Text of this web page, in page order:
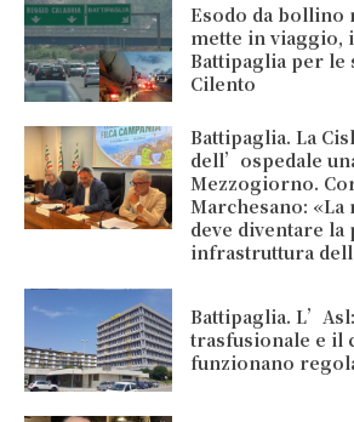
Esodo da
mette in viaggio,
Battipaglia per le
Cilento
Battipaglia. La
dell’ospedale
Mezzogiorno.
Marchesano: «La
deve diventare la
infrastruttura
Battipaglia.
trasfusionale e il
funzionano